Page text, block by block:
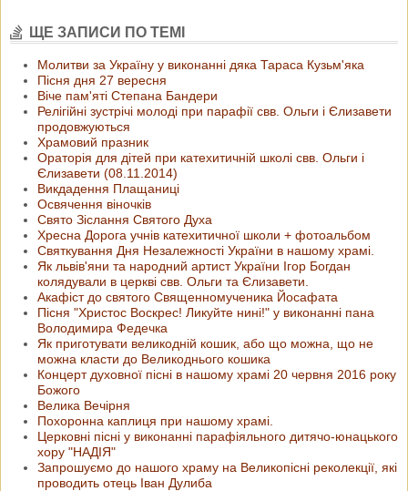
ЩЕ ЗАПИСИ ПО ТЕМІ
Молитви за Україну у виконанні дяка Тараса Кузьм'яка
Пісня дня 27 вересня
Віче пам'яті Степана Бандери
Релігійні зустрічі молоді при парафії свв. Ольги і Єлизавети
продовжуються
Храмовий празник
Ораторія для дітей при катехитичній школі свв. Ольги і
Єлизавети (08.11.2014)
Викдадення Плащаниці
Освячення віночків
Свято Зіслання Святого Духа
Хресна Дорога учнів катехитичної школи + фотоальбом
Святкування Дня Незалежності України в нашому храмі.
Як львів'яни та народний артист України Ігор Богдан
колядували в церкві свв. Ольги та Єлизавети.
Акафіст до святого Священномученика Йосафата
Пісня "Христос Воскрес! Ликуйте нині!" у виконанні пана
Володимира Федечка
Як приготувати великодній кошик, або що можна, що не
можна класти до Великоднього кошика
Концерт духовної пісні в нашому храмі 20 червня 2016 року
Божого
Велика Вечірня
Похоронна каплиця при нашому храмі.
Церковні пісні у виконанні парафіяльного дитячо-юнацького
хору "НАДІЯ"
Запрошуємо до нашого храму на Великопісні реколекції, які
проводить отець Іван Дулиба